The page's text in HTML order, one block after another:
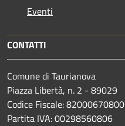
Eventi
CONTATTI
Comune di Taurianova
Piazza Libertà, n. 2 - 89029
Codice Fiscale: 82000670800
Partita IVA: 00298560806